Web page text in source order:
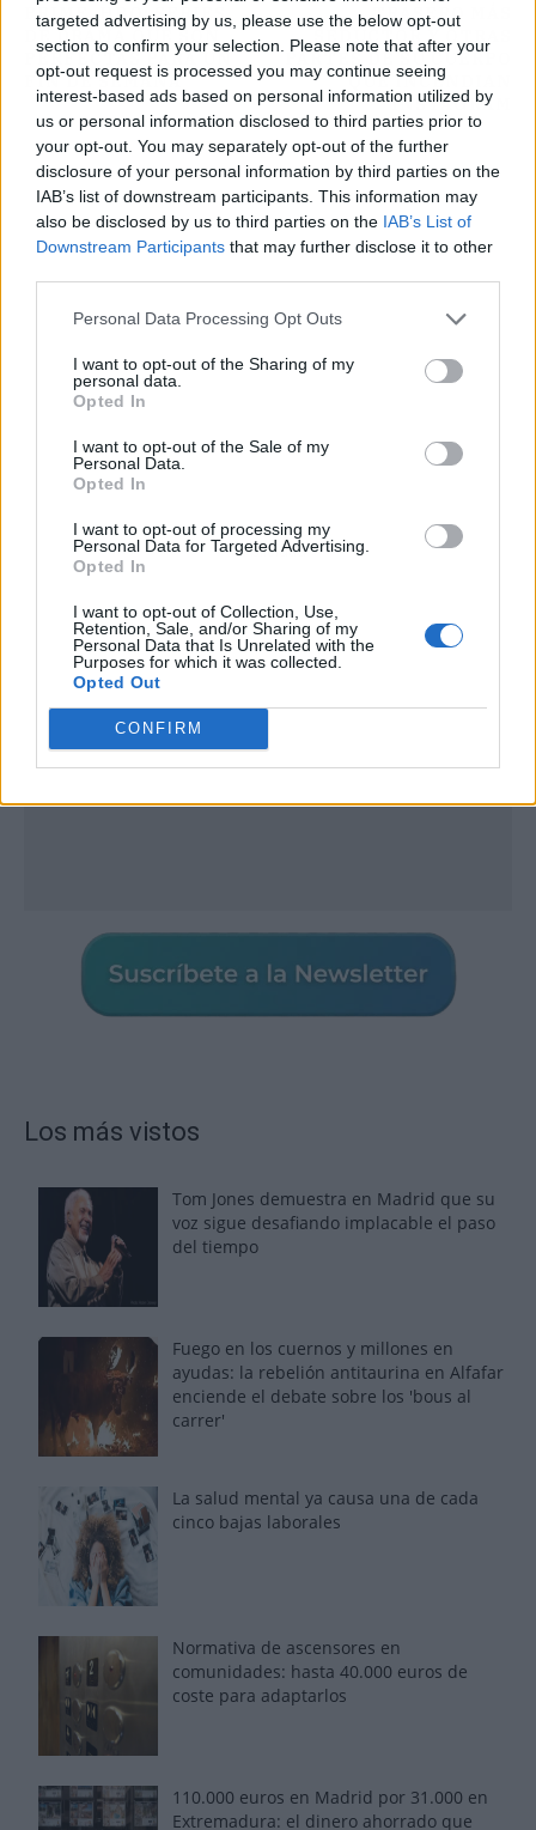
targeted advertising by us, please use the below opt-out
section to confirm your selection. Please note that after your
opt-out request is processed you may continue seeing
interest-based ads based on personal information utilized by
us or personal information disclosed to third parties prior to
your opt-out. You may separately opt-out of the further
disclosure of your personal information by third parties on the
IAB’s list of downstream participants. This information may
also be disclosed by us to third parties on the IAB’s List of
Downstream Participants that may further disclose it to other
Personal Data Processing Opt Outs
I want to opt-out of the Sharing of my
personal data.
Opted In
I want to opt-out of the Sale of my
Personal Data.
Opted In
I want to opt-out of processing my
Personal Data for Targeted Advertising.
Opted In
I want to opt-out of Collection, Use,
Retention, Sale, and/or Sharing of my
Personal Data that Is Unrelated with the
Purposes for which it was collected.
Opted Out
CONFIRM
PRIME, HBO: SERIES
DE DRAMA QUE SON
PERFECTAS PARA UN
FIN DE SEMANA
TRASERO MÁS
SEDUCTOR Y OTRAS
PARTES DE SU CUERPO
QUE INCENDIAN
INSTAGRAM
Publicidad
Los más vistos
Tom Jones demuestra en Madrid que su
voz sigue desafiando implacable el paso
del tiempo
Fuego en los cuernos y millones en
ayudas: la rebelión antitaurina en Alfafar
enciende el debate sobre los 'bous al
carrer'
La salud mental ya causa una de cada
cinco bajas laborales
Normativa de ascensores en
comunidades: hasta 40.000 euros de
coste para adaptarlos
110.000 euros en Madrid por 31.000 en
Extremadura: el dinero ahorrado que